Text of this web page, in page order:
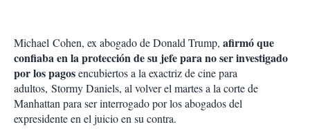
Michael Cohen, ex abogado de Donald Trump, afirmó que
confiaba en la protección de su jefe para no ser investigado
por los pagosencubiertos a la exactriz de cine para
adultos, Stormy Daniels, al volver el martes a la corte de
Manhattan para ser interrogado por los abogados del
expresidente en el juicio en su contra.